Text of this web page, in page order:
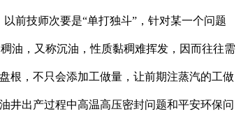
前技师次要是“单打独斗”，针对某一个问题
油，又称沉油，性质黏稠难挥发，因而往往需
根，不只会添加工做量，让前期注蒸汽的工做
井出产过程中高温高压密封问题和平安环保问